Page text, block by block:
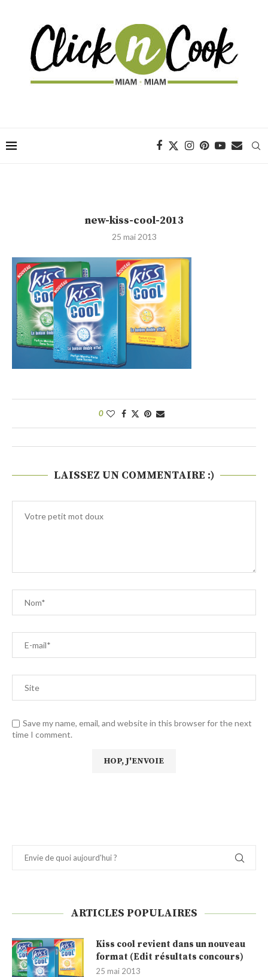
new-kiss-cool-2013
25 mai 2013
0
LAISSEZ UN COMMENTAIRE :)
Save my name, email, and website in this browser for the next
time I comment.
ARTICLES POPULAIRES
Kiss cool revient dans un nouveau
format (Edit résultats concours)
25 mai 2013